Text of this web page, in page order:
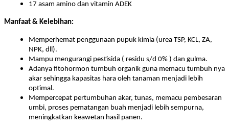
17 asam amino dan vitamin ADEK
Manfaat & Kelebihan:
Memperhemat penggunaan pupuk kimia (urea TSP, KCL, ZA,
NPK, dll).
Mampu mengurangi pestisida ( residu s/d 0% ) dan gulma.
Adanya fitohormon tumbuh organik guna memacu tumbuh nya
akar sehingga kapasitas hara oleh tanaman menjadi lebih
optimal.
Mempercepat pertumbuhan akar, tunas, memacu pembesaran
umbi, proses pematangan buah menjadi lebih sempurna,
meningkatkan keawetan hasil panen.